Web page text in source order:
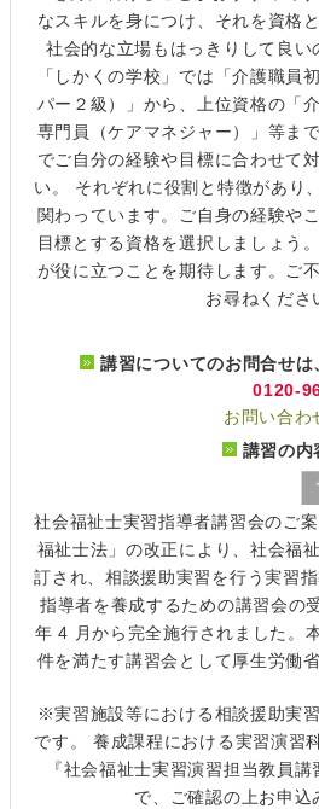
なスキルを身につけ、それを資格
社会的な立場もはっきりして良い
「しかくの学校」では「介護職員
パー２級）」から、上位資格の「
専門員（ケアマネジャー）」等ま
でご自分の経験や目標に合わせて
い。 それぞれに役割と特徴があり
関わっています。ご自身の経験や
目標とする資格を選択しましょう
が役に立つことを期待します。ご
お尋ねくださ
講習についてのお問合せは
0120-
お問い合わ
講習の内
社会福祉士実習指導者講習会のご
福祉士法」の改正により、社会福
訂され、相談援助実習を行う実習
指導者を養成するための講習会の
年 4 月から完全施行されました。
件を満たす講習会として厚生労働
※実習施設等における相談援助実
です。 養成課程における実習演習
『社会福祉士実習演習担当教員講
で、ご確認の上お申込